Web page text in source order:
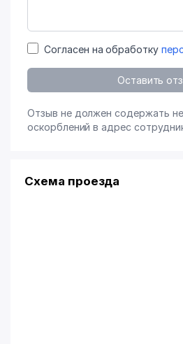
Согласен на обработку
Оставить
Отзыв не должен содержать
оскорблений в адрес
Схема проезда